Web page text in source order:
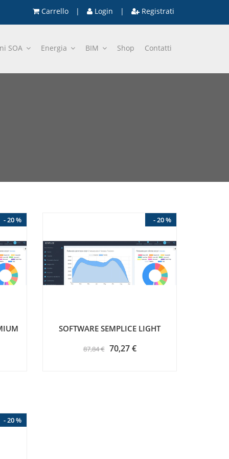
Carrello | Login | Registrati
SOA Energia BIM Shop Contatti
- 20 % - 20 %
SOFTWARE SEMPLICE LIGHT
87,84 € 70,27 €
- 20 %